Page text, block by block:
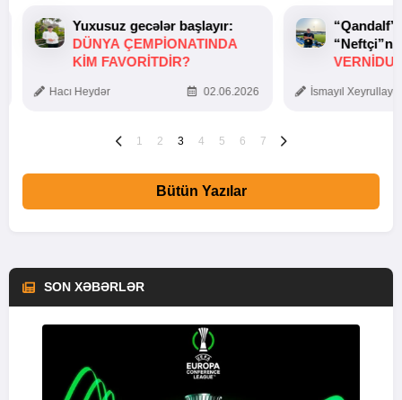
Yuxusuz gecələr başlayır:
DÜNYA ÇEMPIONATINDA
KIM FAVORITDIR?
Hacı Heydər 02.06.2026 İsmayıl
1 2 3 4 5 6 7
Bütün Yazılar
SON XƏBƏRLƏR